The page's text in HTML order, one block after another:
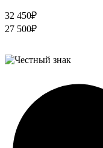
32 450₽
27 500₽